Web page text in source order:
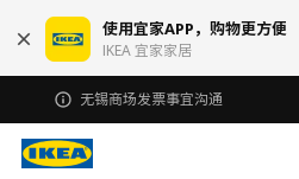
使用宜家APP，购物更方便
IKEA 宜家家居
无锡商场发票事宜沟通